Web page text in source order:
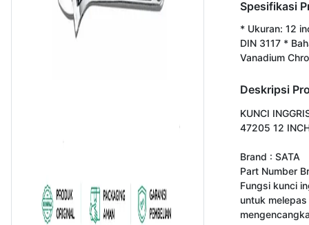
Spesifikasi
* Ukuran: 12
DIN 3117 *
Vanadium
Deskripsi
KUNCI
47205 12
Brand : SATA
Part Number
Fungsi kunci
untuk